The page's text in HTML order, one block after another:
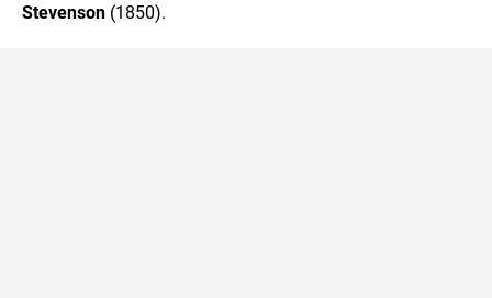
Stevenson (1850).